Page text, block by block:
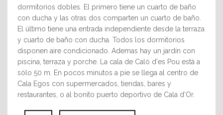
dormitorios dobles. El primero tiene un cuarto de baño
con ducha y las otras dos comparten un cuarto de baño.
El último tiene una entrada independiente desde la terraza
y cuarto de baño con ducha. Todos los dormitorios
disponen aire condicionado. Ademas hay un jardín con
piscina, terraza y porche. La cala de Caló d'es Pou está a
sólo 50 m. En pocos minutos a pie se llega al centro de
Cala Egos con supermercados, tiendas, bares y
restaurantes, o al bonito puerto deportivo de Cala d'Or.